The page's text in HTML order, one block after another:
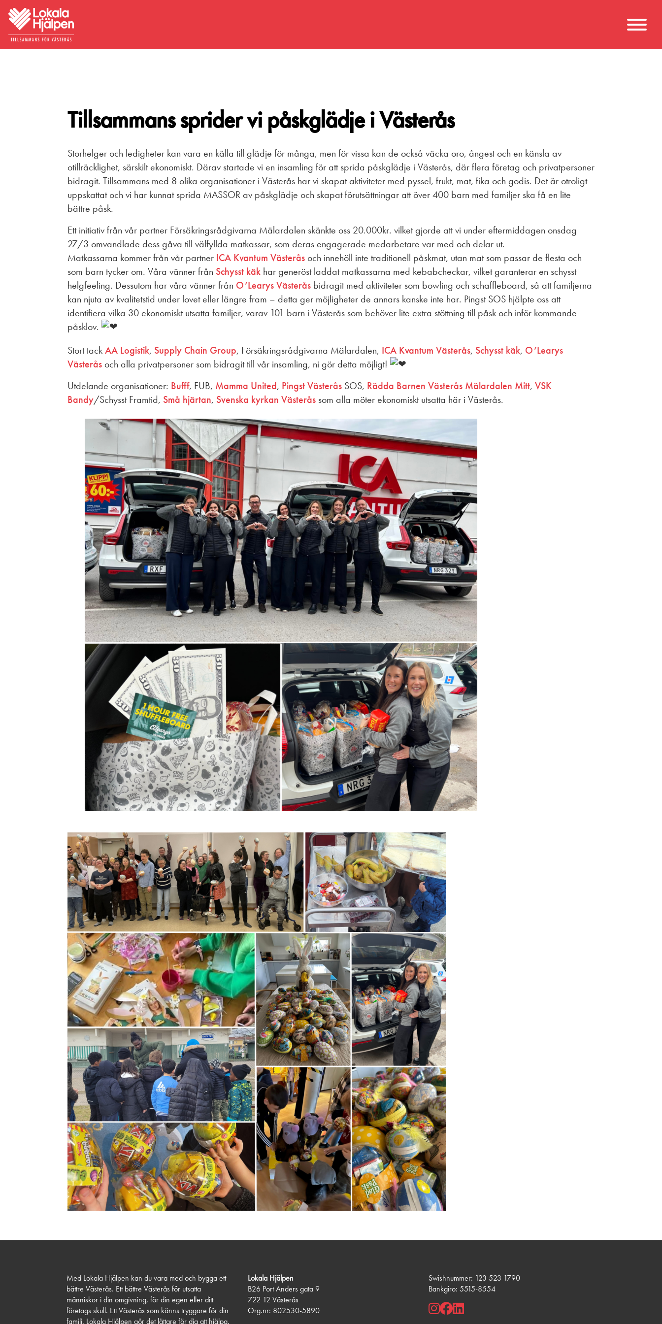
Tillsammans sprider vi påskglädje i Västerås
Storhelger och ledigheter kan vara en källa till glädje för många, men för vissa kan de också väcka oro, ångest och en känsla av
otillräcklighet, särskilt ekonomiskt. Därav startade vi en insamling för att sprida påskglädje i Västerås, där flera företag och privatpersoner
bidragit. Tillsammans med 8 olika organisationer i Västerås har vi skapat aktiviteter med pyssel, frukt, mat, fika och godis. Det är otroligt
uppskattat och vi har kunnat sprida MASSOR av påskglädje och skapat förutsättningar att över 400 barn med familjer ska få en lite
bättre påsk.
Ett initiativ från vår partner Försäkringsrådgivarna Mälardalen skänkte oss 20.000kr. vilket gjorde att vi under eftermiddagen onsdag
27/3 omvandlade dess gåva till välfyllda matkassar, som deras engagerade medarbetare var med och delar ut.
Matkassarna kommer från vår partner ICA Kvantum Västerås och innehöll inte traditionell påskmat, utan mat som passar de flesta och
som barn tycker om. Våra vänner från Schysst käk har generöst laddat matkassarna med kebabcheckar, vilket garanterar en schysst
helgfeeling. Dessutom har våra vänner från O’Learys Västerås bidragit med aktiviteter som bowling och schaffleboard, så att familjerna
kan njuta av kvalitetstid under lovet eller längre fram – detta ger möjligheter de annars kanske inte har. Pingst SOS hjälpte oss att
identifiera vilka 30 ekonomiskt utsatta familjer, varav 101 barn i Västerås som behöver lite extra stöttning till påsk och inför kommande
påsklov.
Stort tack AA Logistik, Supply Chain Group, Försäkringsrådgivarna Mälardalen, ICA Kvantum Västerås, Schysst käk, O’Learys
Västerås och alla privatpersoner som bidragit till vår insamling, ni gör detta möjligt!
Utdelande organisationer: Bufff, FUB, Mamma United, Pingst Västerås SOS, Rädda Barnen Västerås Mälardalen Mitt, VSK
Bandy/Schysst Framtid, Små hjärtan, Svenska kyrkan Västerås som alla möter ekonomiskt utsatta här i Västerås.
Med Lokala Hjälpen kan du vara med och bygga ett
bättre Västerås. Ett bättre Västerås för utsatta
människor i din omgivning, för din egen eller ditt
företags skull. Ett Västerås som känns tryggare för din
familj. Lokala Hjälpen gör det lättare för dig att hjälpa.
Lokala Hjälpen
B26 Port Anders gata 9
722 12 Västerås
Org.nr: 802530-5890
Swishnummer: 123 523 1790
Bankgiro: 5515-8554